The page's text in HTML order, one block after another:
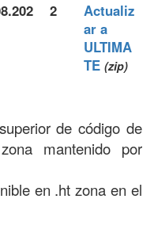
2
Actualiz
ar a
ULTIMA
TE (zip)
de código de
mantenido por
en .ht zona en el